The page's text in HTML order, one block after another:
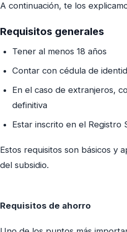
A continuación, te los
Requisitos generales
Tener al menos 18 años
Contar con cédula de
En el caso de extranjeros,
definitiva
Estar inscrito en el Registro
Estos requisitos son básicos y
del subsidio.
Requisitos de ahorro